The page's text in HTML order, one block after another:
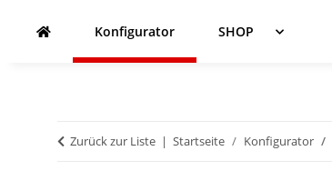
Konfigurator SHOP
Zurück zur Liste Startseite Konfigurator